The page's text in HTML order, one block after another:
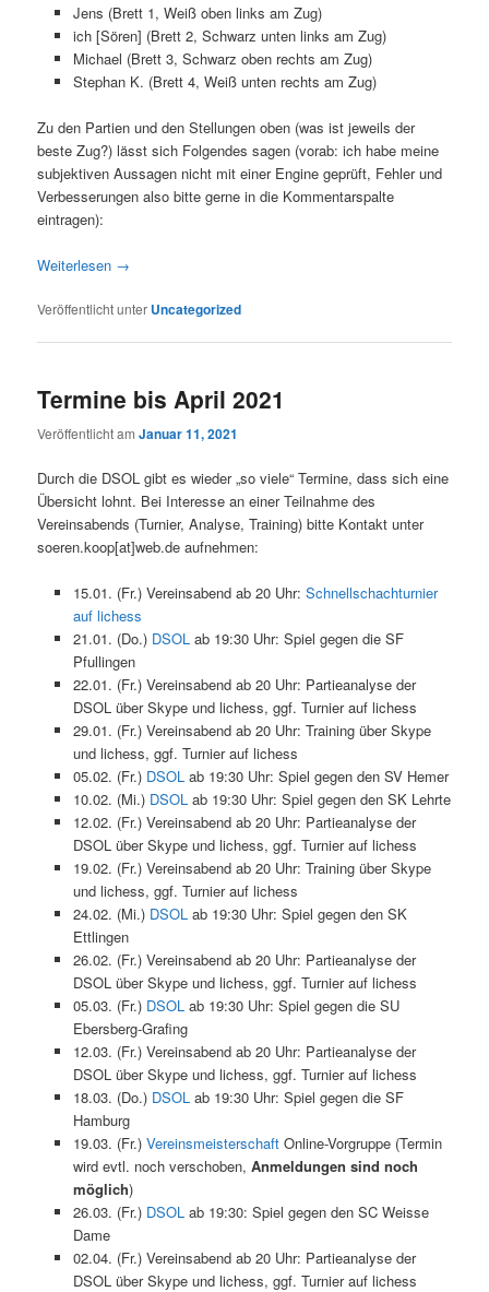
Jens (Brett 1, Weiß oben links am Zug)
ich [Sören] (Brett 2, Schwarz unten links am Zug)
Michael (Brett 3, Schwarz oben rechts am Zug)
Stephan K. (Brett 4, Weiß unten rechts am Zug)
Zu den Partien und den Stellungen oben (was ist jeweils der
beste Zug?) lässt sich Folgendes sagen (vorab: ich habe meine
subjektiven Aussagen nicht mit einer Engine geprüft, Fehler und
Verbesserungen also bitte gerne in die Kommentarspalte
eintragen):
Weiterlesen →
Veröffentlicht unter Uncategorized
Termine bis April 2021
Veröffentlicht amJanuar 11, 2021
Durch die DSOL gibt es wieder „so viele“ Termine, dass sich eine
Übersicht lohnt. Bei Interesse an einer Teilnahme des
Vereinsabends (Turnier, Analyse, Training) bitte Kontakt unter
soeren.koop[at]web.de aufnehmen:
15.01. (Fr.) Vereinsabend ab 20 Uhr: Schnellschachturnier
auf lichess
21.01. (Do.) DSOLab 19:30 Uhr: Spiel gegen die SF
Pfullingen
22.01. (Fr.) Vereinsabend ab 20 Uhr: Partieanalyse der
DSOL über Skype und lichess, ggf. Turnier auf lichess
29.01. (Fr.) Vereinsabend ab 20 Uhr: Training über Skype
und lichess, ggf. Turnier auf lichess
05.02. (Fr.) DSOLab 19:30 Uhr: Spiel gegen den SV Hemer
10.02. (Mi.)DSOLab 19:30 Uhr: Spiel gegen den SK Lehrte
12.02. (Fr.) Vereinsabend ab 20 Uhr: Partieanalyse der
DSOL über Skype und lichess, ggf. Turnier auf lichess
19.02. (Fr.) Vereinsabend ab 20 Uhr: Training über Skype
und lichess, ggf. Turnier auf lichess
24.02. (Mi.) DSOLab 19:30 Uhr: Spiel gegen den SK
Ettlingen
26.02. (Fr.) Vereinsabend ab 20 Uhr: Partieanalyse der
DSOL über Skype und lichess, ggf. Turnier auf lichess
05.03. (Fr.) DSOLab 19:30 Uhr: Spiel gegen die SU
Ebersberg-Grafing
12.03. (Fr.) Vereinsabend ab 20 Uhr: Partieanalyse der
DSOL über Skype und lichess, ggf. Turnier auf lichess
18.03. (Do.) DSOLab 19:30 Uhr: Spiel gegen die SF
Hamburg
19.03. (Fr.) VereinsmeisterschaftOnline-Vorgruppe (Termin
wird evtl. noch verschoben, Anmeldungen sind noch
möglich)
26.03. (Fr.) DSOLab 19:30: Spiel gegen den SC Weisse
Dame
02.04. (Fr.) Vereinsabend ab 20 Uhr: Partieanalyse der
DSOL über Skype und lichess, ggf. Turnier auf lichess